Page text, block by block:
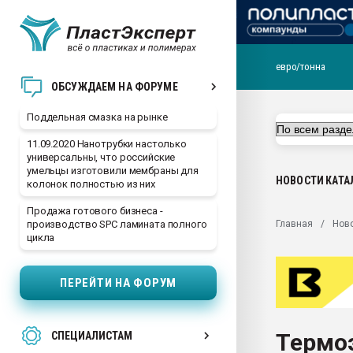
ОБСУЖДАЕМ НА ФОРУМЕ
Поддельная смазка на рынке
11.09.2020 Нанотрубки настолько
универсальны, что российские
умельцы изготовили мембраны для
колонок полностью из них
Продажа готового бизнеса -
производство SPC ламината полного
цикла
ПЕРЕЙТИ НА ФОРУМ
СПЕЦИАЛИСТАМ
ближайшее
Подмосковье, Москва
первый план в
28.07.2026
ситуацией на
Всё, что касается
Материал поверхности
Продам отходы
евро/тонна
НОВОСТИ
Главная